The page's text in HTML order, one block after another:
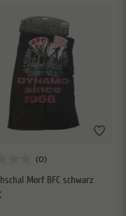
Morf BFC schwarz